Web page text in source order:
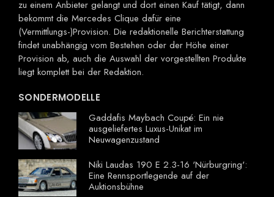
zu einem Anbieter gelangt und dort einen Kauf tätigt, dann
bekommt die Mercedes Clique dafür eine
(Vermittlungs-)Provision. Die redaktionelle Berichterstattung
findet unabhängig vom Bestehen oder der Höhe einer
Provision ab, auch die Auswahl der vorgestellten Produkte
liegt komplett bei der Redaktion.
SONDERMODELLE
Gaddafis Maybach Coupé: Ein nie
ausgeliefertes Luxus-Unikat im
Neuwagenzustand
Niki Laudas 190 E 2.3-16 'Nürburgring':
Eine Rennsportlegende auf der
Auktionsbühne